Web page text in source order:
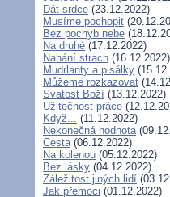
Dát srdce (23.12.2022)
Musíme pochopit
Bez pochyb nebe
Na druhé (17.12.2022)
Nahání strach (16.12.2022)
Mudrlanty a pisálky
Můžeme rozkazovat
Svatost Boží (13.12.2022)
Užitečnost práce
Když... (11.12.2022)
Nekonečná hodnota
Cesta(06.12.2022)
Na kolenou (05.12.2022)
Bez lásky (04.12.2022)
Záležitost jiných lidí
Jak přemoci (01.12.2022)